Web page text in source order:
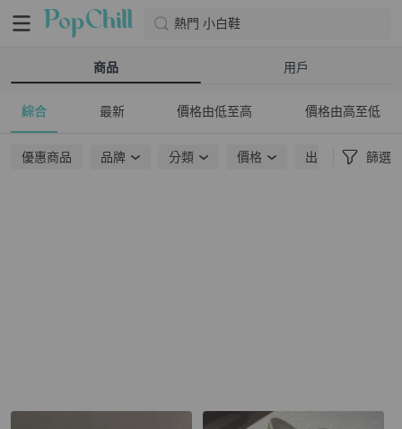
熱門 小白鞋
商品 用戶
綜合 最新 價格由低至高 價格由高至低
優惠商品 品牌 分類 價格 出貨地點 篩選